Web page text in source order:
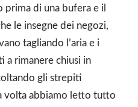
di una bufera e il
le insegne dei negozi,
tagliando l’aria e i
a rimanere chiusi in
gli strepiti
volta abbiamo letto tutto